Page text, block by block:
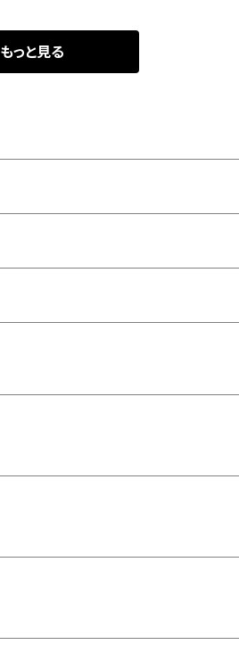
もっと見る